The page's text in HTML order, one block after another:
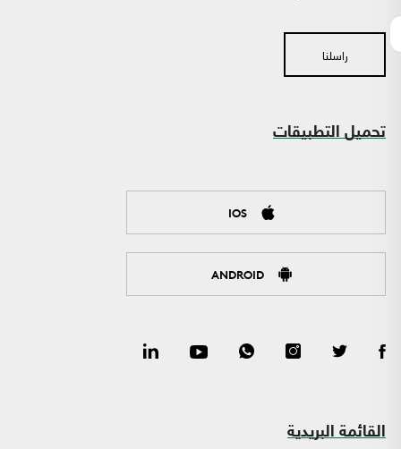
راسلنا
تحميل التطبيقات
IOS
ANDROID
القائمة البريدية